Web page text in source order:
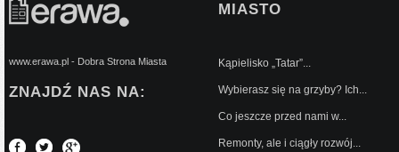
www.erawa.pl - Dobra Strona Miasta
ZNAJDŹ NAS NA:
MIASTO
Kąpielisko „Tatar”...
Wybierasz się na grzyby? Ich...
Co jeszcze przed nami w...
Remonty, ale i ciągły rozwój...